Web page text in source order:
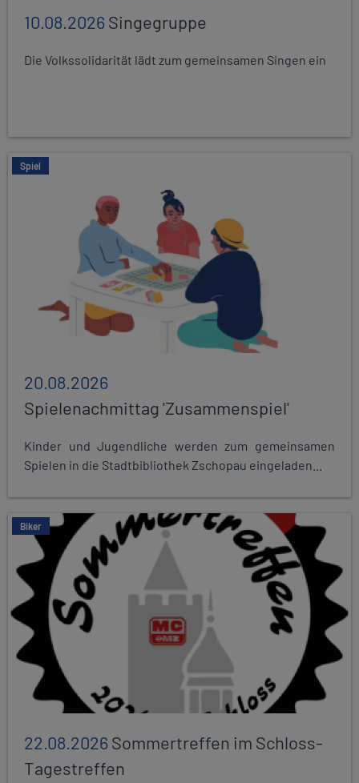
10.08.2026Singegruppe
Die Volkssolidarität lädt zum gemeinsamen Singen ein
Spiel
20.08.2026
Spielenachmittag 'Zusammenspiel'
Kinder und Jugendliche werden zum gemeinsamen
Spielen in die Stadtbibliothek Zschopau eingeladen...
Biker
22.08.2026Sommertreffen im Schloss-
Tagestreffen